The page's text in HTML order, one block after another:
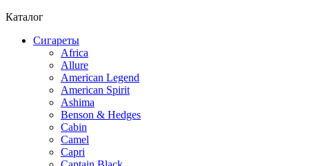
Каталог
Сигареты
Africa
Allure
American Legend
American Spirit
Ashima
Benson & Hedges
Cabin
Camel
Capri